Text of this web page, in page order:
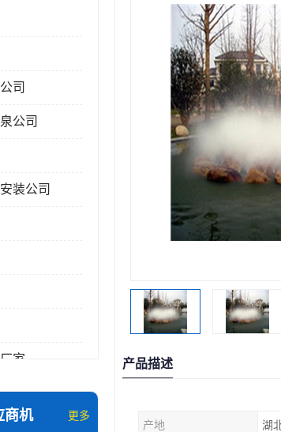
司
公司
装公司
家
商机 更多
产品描述
产地 湖